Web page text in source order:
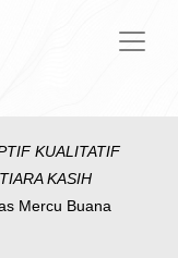
KUALITATIF
KASIH
Mercu Buana